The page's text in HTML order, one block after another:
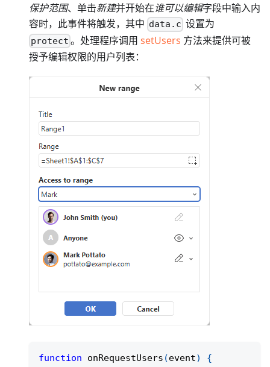
保护范围、单击新建并开始在谁可以编辑字段中输入内
容时，此事件将触发，其中 data.c 设置为
protect 。处理程序调用setUsers 方法来提供可被
授予编辑权限的用户列表：
function onRequestUsers (event)
{